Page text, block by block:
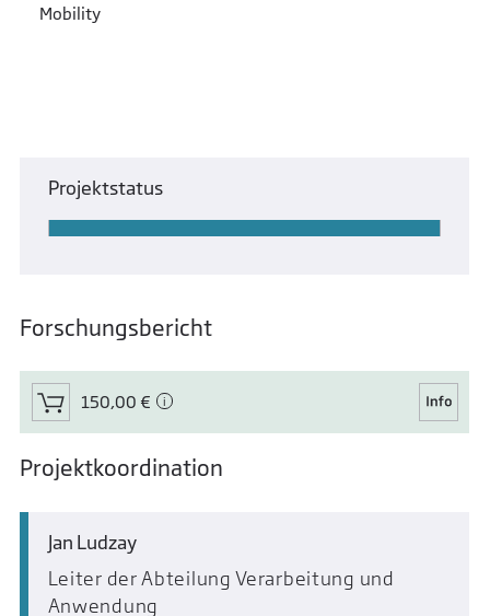
Mobility
Projektstatus
Forschungsbericht
150,00 €
Projektkoordination
Jan Ludzay
Leiter der Abteilung Verarbeitung und
Anwendung